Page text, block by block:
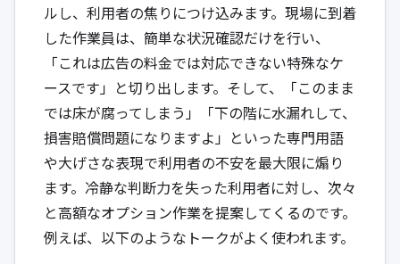
ルし、利用者の焦りにつけ込みます。現場に到着
した作業員は、簡単な状況確認だけを行い、
「これは広告の料金では対応できない特殊なケ
ースです」と切り出します。そして、「このまま
では床が腐ってしまう」「下の階に水漏れして、
損害賠償問題になりますよ」といった専門用語
や大げさな表現で利用者の不安を最大限に煽り
ます。冷静な判断力を失った利用者に対し、次々
と高額なオプション作業を提案してくるのです。
例えば、以下のようなトークがよく使われます。